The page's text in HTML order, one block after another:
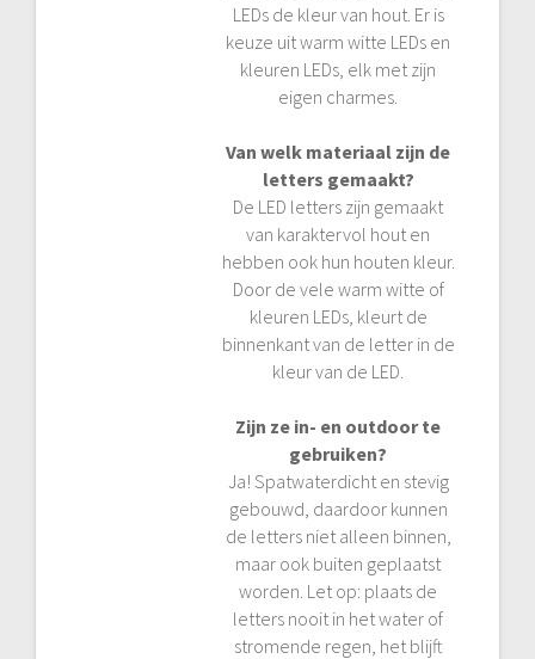
LEDs de kleur van hout. Er is
keuze uit warm witte LEDs en
kleuren LEDs, elk met zijn
eigen charmes.
Van welk materiaal zijn de
letters gemaakt?
De LED letters zijn gemaakt
van karaktervol hout en
hebben ook hun houten kleur.
Door de vele warm witte of
kleuren LEDs, kleurt de
binnenkant van de letter in de
kleur van de LED.
Zijn ze in- en outdoor te
gebruiken?
Ja! Spatwaterdicht en stevig
gebouwd, daardoor kunnen
de letters niet alleen binnen,
maar ook buiten geplaatst
worden. Let op: plaats de
letters nooit in het water of
stromende regen, het blijft